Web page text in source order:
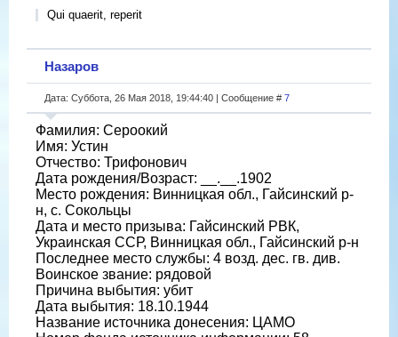
Qui quaerit, reperit
Назаров
Дата: Суббота, 26 Мая 2018, 19:44:40 | Сообщение # 7
Фамилия: Сероокий
Имя: Устин
Отчество: Трифонович
Дата рождения/Возраст: __.__.1902
Место рождения: Винницкая обл., Гайсинский р-
н, с. Сокольцы
Дата и место призыва: Гайсинский РВК,
Украинская ССР, Винницкая обл., Гайсинский р-н
Последнее место службы: 4 возд. дес. гв. див.
Воинское звание: рядовой
Причина выбытия: убит
Дата выбытия: 18.10.1944
Название источника донесения: ЦАМО